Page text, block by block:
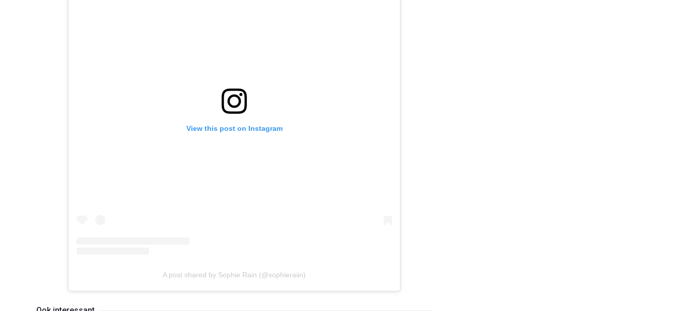
View this post on Instagram
A post shared by Sophie Rain (@sophieraiin)